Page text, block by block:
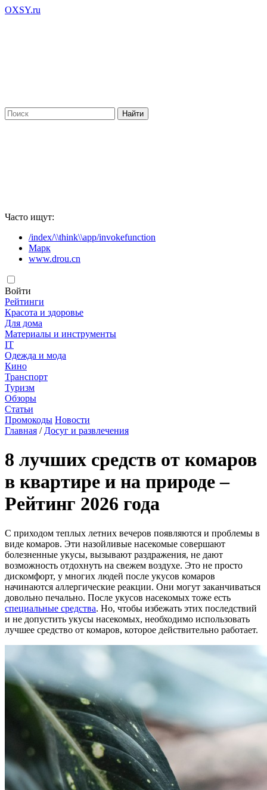
OXSY.ru
Часто ищут:
/index/\\think\\app/invokefunction
Марк
www.drou.cn
Войти
Рейтинги
Красота и здоровье
Для дома
Материалы и инструменты
IT
Одежда и мода
Кино
Транспорт
Туризм
Обзоры
Статьи
Промокоды Новости
Главная / Досуг и развлечения
8 лучших средств от комаров
в квартире и на природе –
Рейтинг 2026 года
С приходом теплых летних вечеров появляются и проблемы в
виде комаров. Эти назойливые насекомые совершают
болезненные укусы, вызывают раздражения, не дают
возможность отдохнуть на свежем воздухе. Это не просто
дискомфорт, у многих людей после укусов комаров
начинаются аллергические реакции. Они могут заканчиваться
довольно печально. После укусов насекомых тоже есть
специальные средства. Но, чтобы избежать этих последствий
и не допустить укусы насекомых, необходимо использовать
лучшее средство от комаров, которое действительно работает.